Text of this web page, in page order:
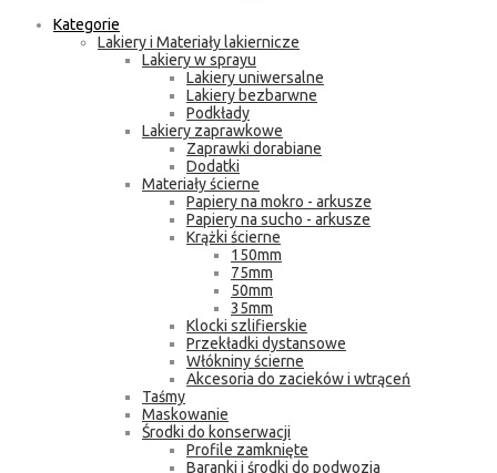
Kategorie
Lakiery i Materiały lakiernicze
Lakiery w sprayu
Lakiery uniwersalne
Lakiery bezbarwne
Podkłady
Lakiery zaprawkowe
Zaprawki dorabiane
Dodatki
Materiały ścierne
Papiery na mokro - arkusze
Papiery na sucho - arkusze
Krążki ścierne
150mm
75mm
50mm
35mm
Klocki szlifierskie
Przekładki dystansowe
Włókniny ścierne
Akcesoria do zacieków i wtrąceń
Taśmy
Maskowanie
Środki do konserwacji
Profile zamknięte
Baranki i środki do podwozia